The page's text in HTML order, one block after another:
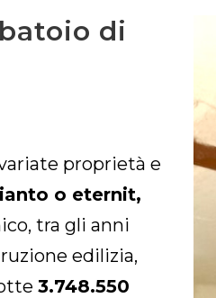
di
proprietà e
o eternit,
tra gli anni
edilizia,
3.748.550